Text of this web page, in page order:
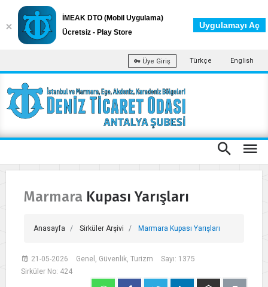
Üye Giriş Türkçe English
Marmara Kupası Yarışları
Anasayfa Sirküler Arşivi Marmara Kupası Yarışları
21-05-2026 Genel, Güvenlik, Turizm
Sayı: 1375
Sirküler No: 424
İMEAK DTO (Mobil Uygulama)
Ücretsiz - Play Store
Uygulamayı Aç